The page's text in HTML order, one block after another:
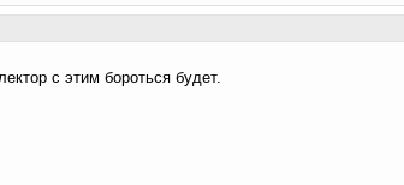
с этим бороться будет.